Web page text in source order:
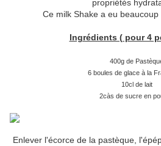
propriétés
Ce milk Shake a eu beaucoup
Ingrédients ( pour 4
400g de
6 boules de glace à la
10cl de lait
2càs de sucre en
Enlever l'écorce de la pastèque,